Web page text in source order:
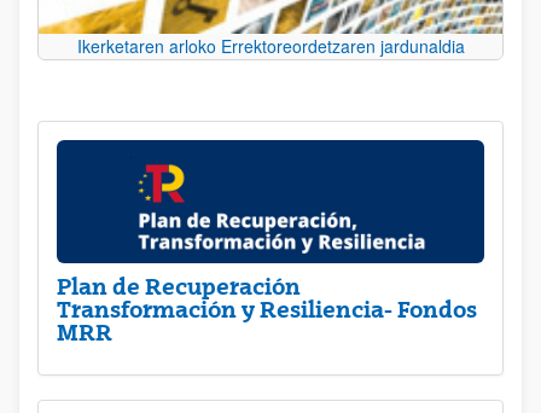
Ikerketaren arloko Errektoreordetzaren jardunaldia
Plan de Recuperación
Transformación y Resiliencia- Fondos
MRR